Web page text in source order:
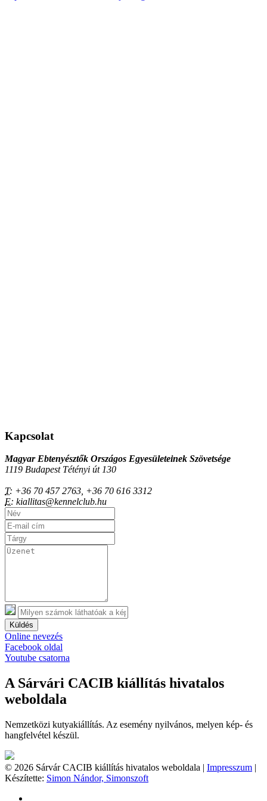
Kapcsolat
Magyar Ebtenyésztők Országos Egyesületeinek Szövetsége
1119 Budapest Tétényi út 130
T: +36 70 457 2763, +36 70 616 3312
E: kiallitas@kennelclub.hu
Küldés
Online nevezés
Facebook oldal
Youtube csatorna
A Sárvári CACIB kiállítás hivatalos
weboldala
Nemzetközi kutyakiállítás. Az esemény nyilvános, melyen kép- és
hangfelvétel készül.
© 2026 Sárvár CACIB kiállítás hivatalos weboldala | Impresszum |
Készítette: Simon Nándor, Simonszoft